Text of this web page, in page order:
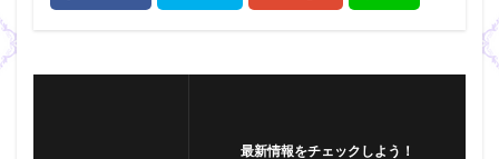
最新情報をチェックしよう！